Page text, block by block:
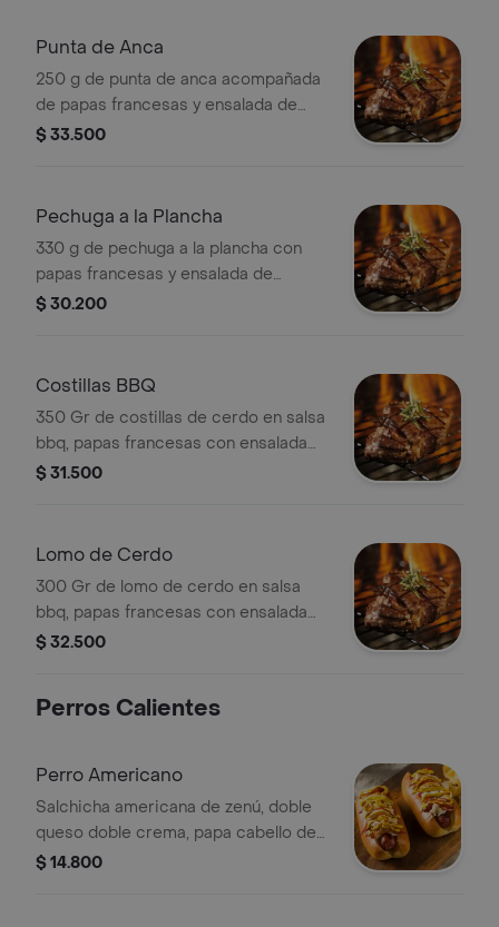
Punta de Anca
250 g de punta de anca acompañada
de papas francesas y ensalada de
lechuga, tomate y cebolla.
$ 33.500
Pechuga a la Plancha
330 g de pechuga a la plancha con
papas francesas y ensalada de
lechuga, tomate y cebolla.
$ 30.200
Costillas BBQ
350 Gr de costillas de cerdo en salsa
bbq, papas francesas con ensalada
de lechuga, tomate y cebolla.
$ 31.500
Lomo de Cerdo
300 Gr de lomo de cerdo en salsa
bbq, papas francesas con ensalada
de lechuga, tomate y cebolla.
$ 32.500
Perros Calientes
Perro Americano
Salchicha americana de zenú, doble
queso doble crema, papa cabello de
ángel, cebolla, salsa de tomate,
$ 14.800